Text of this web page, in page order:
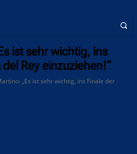
ist sehr wichtig, ins
del Rey einzuziehen!“
„Es ist sehr wichtig, ins Finale der